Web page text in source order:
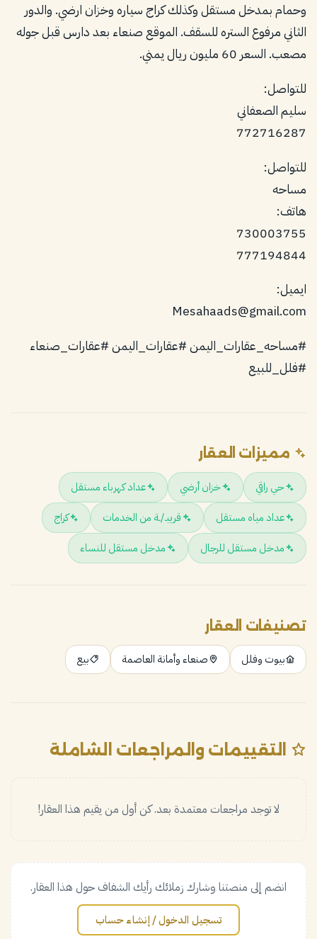
وحمام بمدخل مستقل وكذلك كراج سياره وخزان ارضي. والدور
الثاني مرفوع الستره للسقف. الموقع صنعاء بعد دارس قبل جوله
مصعب. السعر 60 مليون ريال يمني.
للتواصل:
سليم الصعفاني
772716287
للتواصل:
مساحه
هاتف:
730003755
777194844
ايميل:
#مساحه_عقارات_اليمن #عقارات_اليمن #عقارات_صنعاء
#فلل_للبيع
مميزات العقار
حي راقي خزان أرضي
عداد كهرباء مستقل
عداد مياه مستقل
قريبـ/ـة من الخدمات
كراج
مدخل مستقل للرجال
مدخل مستقل للنساء
تصنيفات العقار
بيوت وفلل صنعاء وأمانة العاصمة بيع
التقييمات والمراجعات الشاملة
لا توجد مراجعات معتمدة بعد. كن أول من يقيم هذا العقار!
انضم إلى منصتنا وشارك زملائك رأيك الشفاف حول هذا العقار.
تسجيل الدخول / إنشاء حساب